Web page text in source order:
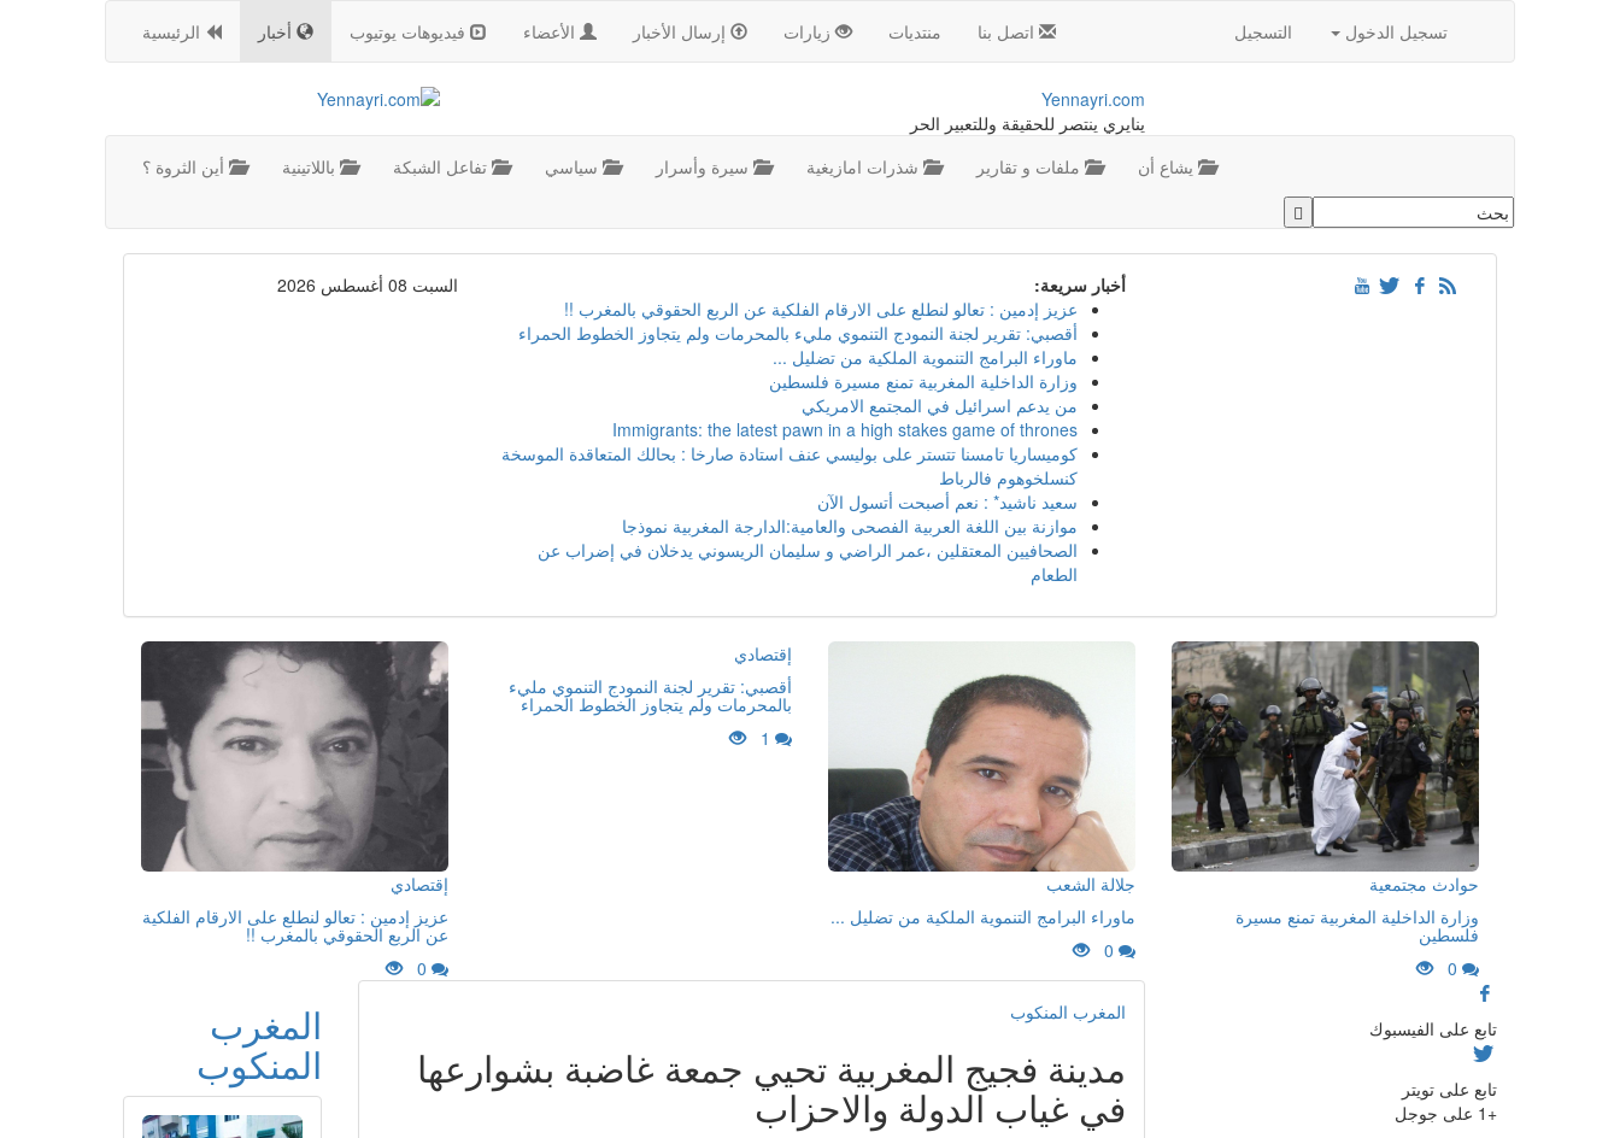
الرئيسية أخبار فيديوهات يوتيوب الأعضاء إرسال الأخبار زيارات منتديات اتصل بنا التسجيل تسجيل الدخول
Yennayri.com
ينايري ينتصر للحقيقة وللتعبير الحر
أين الثروة ؟
باللاتينية تفاعل الشبكة سياسي سيرة وأسرار شذرات امازيغية ملفات و تقارير يشاع أن
السبت 08 أغسطس 2026
أخبار سريعة:
عزيز إدمين : تعالو لنطلع على الارقام الفلكية عن الربع الحقوقي بالمغرب !!
أقصبي: تقرير لجنة النمودج التنموي مليء بالمحرمات ولم يتجاوز الخطوط الحمراء
ماوراء البرامج التنموية الملكية من تضليل ...
وزارة الداخلية المغربية تمنع مسيرة فلسطين
من يدعم اسرائيل في المجتمع الامريكي
Immigrants: the latest pawn in a high stakes game of thrones
كوميساريا تامسنا تتستر على بوليسي عنف استادة صارخا : بحالك المتعاقدة الموسخة
كنسلخوهوم فالرباط
سعيد ناشيد* : نعم أصبحت أتسول الآن
موازنة بين اللغة العربية الفصحى والعامية:الدارجة المغربية نموذجا
الصحافيين المعتقلين ،عمر الراضي و سليمان الريسوني يدخلان في إضراب عن
الطعام
إقتصادي
عزيز إدمين : تعالو لنطلع على الارقام الفلكية
عن الربع الحقوقي بالمغرب !!
إقتصادي
أقصبي: تقرير لجنة النمودج التنموي مليء
بالمحرمات ولم يتجاوز الخطوط الحمراء
جلالة الشعب
ماوراء البرامج التنموية الملكية من تضليل ...
حوادث مجتمعية
وزارة الداخلية المغربية تمنع مسيرة
فلسطين
المغرب
المنكوب
المغرب المنكوب
مدينة فجيج المغربية تحيي جمعة غاضبة بشوارعها
في غياب الدولة والاحزاب
تابع على الفيسبوك
تابع على تويتر
+1 على جوجل